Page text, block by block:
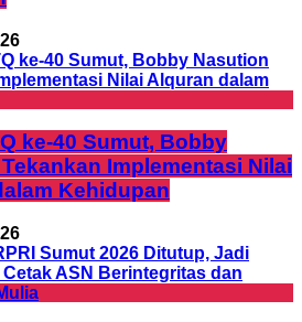
ke-40 Sumut, Bobby
Implementasi Nilai
Kehidupan